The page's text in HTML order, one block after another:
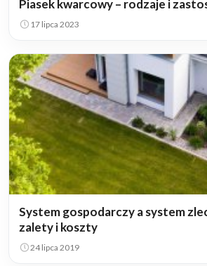
Piasek kwarcowy – rodzaje i
17 lipca 2023
System gospodarczy a system
zalety i koszty
24 lipca 2019